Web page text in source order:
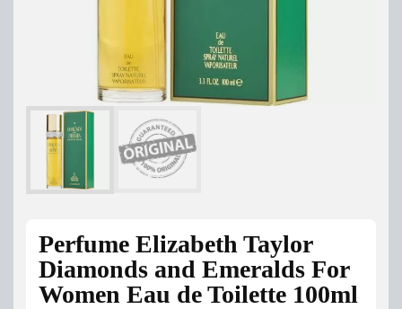
Perfume Elizabeth Taylor
Diamonds and Emeralds For
Women Eau de Toilette 100ml